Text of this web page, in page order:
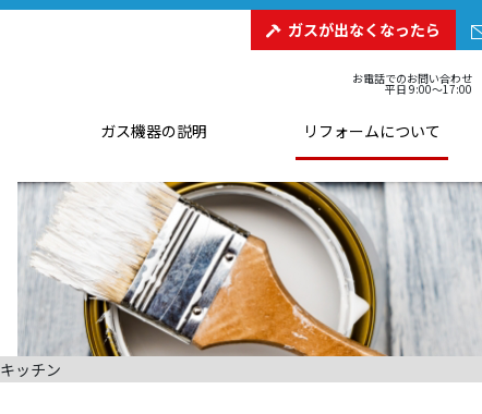
ガスが出なくなったら
お電話でのお問い合わせ
平日 9:00～17:00
ガス機器の説明 リフォームについて
キッチン